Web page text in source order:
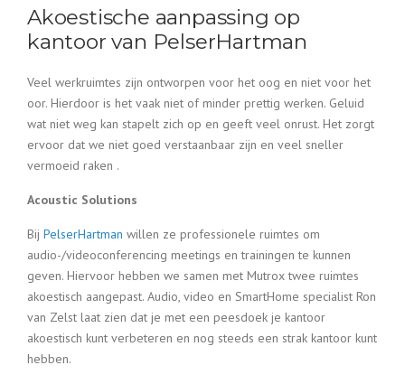
Akoestische aanpassing op
kantoor van PelserHartman
Veel werkruimtes zijn ontworpen voor het oog en niet voor het
oor. Hierdoor is het vaak niet of minder prettig werken. Geluid
wat niet weg kan stapelt zich op en geeft veel onrust. Het zorgt
ervoor dat we niet goed verstaanbaar zijn en veel sneller
vermoeid raken .
Acoustic Solutions
Bij PelserHartman willen ze professionele ruimtes om
audio-/videoconferencing meetings en trainingen te kunnen
geven. Hiervoor hebben we samen met Mutrox twee ruimtes
akoestisch aangepast. Audio, video en SmartHome specialist Ron
van Zelst laat zien dat je met een peesdoek je kantoor
akoestisch kunt verbeteren en nog steeds een strak kantoor kunt
hebben.